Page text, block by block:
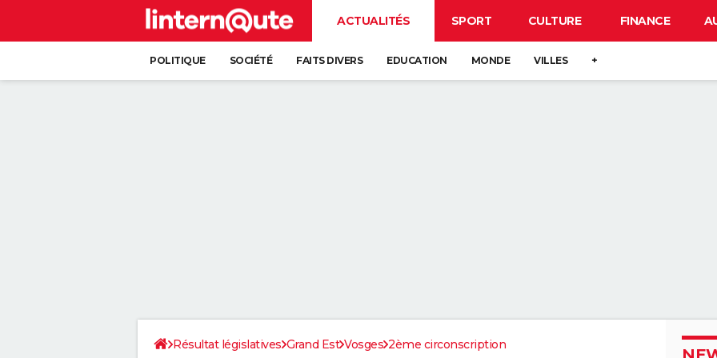
ACTUALITÉS SPORT CULTURE FINANCE
POLITIQUE SOCIÉTÉ FAITS DIVERS EDUCATION MONDE VILLES +
Résultat législatives Grand Est Vosges 2ème circonscription